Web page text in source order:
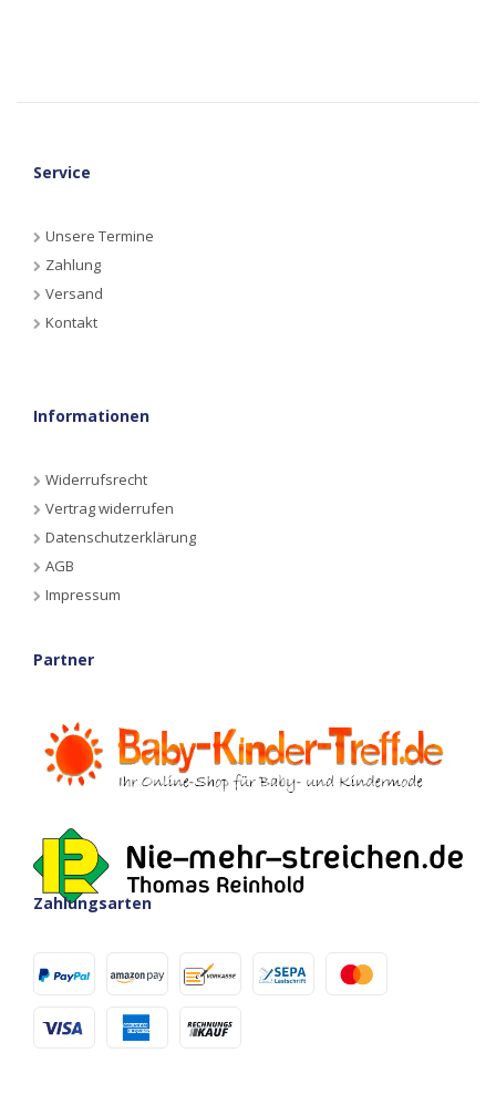
Service
Unsere Termine
Zahlung
Versand
Kontakt
Informationen
Widerrufsrecht
Vertrag widerrufen
Datenschutzerklärung
AGB
Impressum
Partner
Zahlungsarten